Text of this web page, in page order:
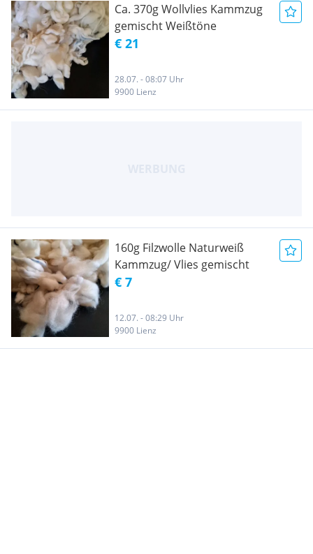
Ca. 370g Wollvlies Kammzug
gemischt Weißtöne
€ 21
28.07. - 08:07 Uhr
9900 Lienz
160g Filzwolle Naturweiß
Kammzug/ Vlies gemischt
€ 7
12.07. - 08:29 Uhr
9900 Lienz